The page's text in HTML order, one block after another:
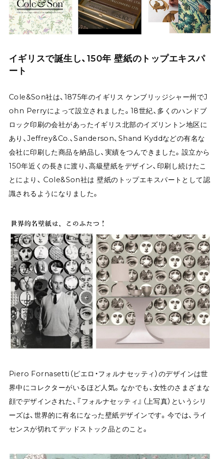
イギリスで誕生し、150年 壁紙のトップエキスパ
ート
Cole&Son社は、1875年のイギリス ケンブリッジシャー州でJ
ohn Perryによって設立されました。18世紀、多くのハンドブ
ロック印刷の会社があったイギリス北部のイズリントン地区に
あり、Jeffrey&Co.、Sanderson、Shand Kyddなどの有名な
会社に印刷した商品を納品し、実績をつんできました。設立から
150年近くの長きに渡り、高級壁紙をデザイン、印刷し続けたこ
とにより、 Cole&Son社は 壁紙のトップエキスパートとして認
識されるようになりました。
Piero Fornasetti（ピエロ・フォルナセッティ）のデザインは世
界中にコレクターがいるほど人気。なかでも、女性のさまざまな
顔でデザインされた、『フォルナセッティ』（上写真）というシリ
ーズは、世界的に有名になった壁紙デザインです。今では、ライ
センスが切れてデッドストック品とのこと。